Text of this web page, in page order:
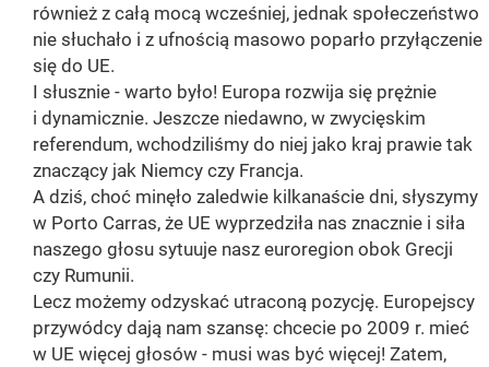
również z całą mocą wcześniej, jednak społeczeństwo
nie słuchało i z ufnością masowo poparło przyłączenie
się do UE.
I słusznie - warto było! Europa rozwija się prężnie
i dynamicznie. Jeszcze niedawno, w zwycięskim
referendum, wchodziliśmy do niej jako kraj prawie tak
znaczący jak Niemcy czy Francja.
A dziś, choć minęło zaledwie kilkanaście dni, słyszymy
w Porto Carras, że UE wyprzedziła nas znacznie i siła
naszego głosu sytuuje nasz euroregion obok Grecji
czy Rumunii.
Lecz możemy odzyskać utraconą pozycję. Europejscy
przywódcy dają nam szansę: chcecie po 2009 r. mieć
w UE więcej głosów - musi was być więcej! Zatem,